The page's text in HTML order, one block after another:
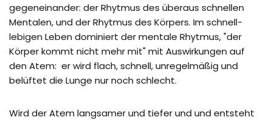
gegeneinander: der Rhytmus des überaus schnellen
Mentalen, und der Rhytmus des Körpers. Im schnell-
lebigen Leben dominiert der mentale Rhytmus, "der
Körper kommt nicht mehr mit" mit Auswirkungen auf
den Atem: er wird flach, schnell, unregelmäßig und
belüftet die Lunge nur noch schlecht.
Wird der Atem langsamer und tiefer und und entsteht